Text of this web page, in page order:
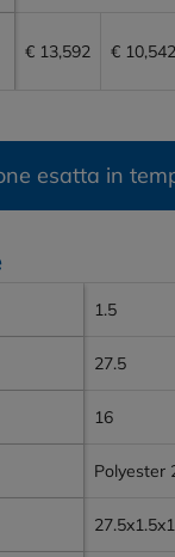
€ 13,592 € 10,542
esatta in
1.5
27.5
16
Polyester